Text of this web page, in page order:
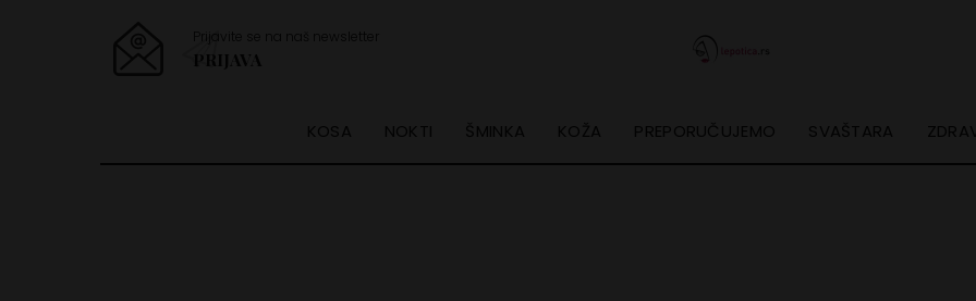
Prijavite se na naš newsletter
PRIJAVA
KOSA NOKTI ŠMINKA KOŽA PREPORUČUJEMO SVAŠTARA